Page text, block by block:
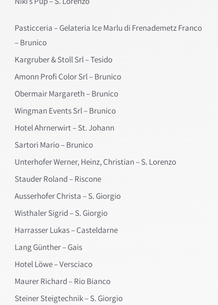
Pasticceria – Gelateria Ice Marlu di Frenademetz Franco
– Brunico
Kargruber & Stoll Srl – Tesido
Amonn Profi Color Srl – Brunico
Obermair Margareth – Brunico
Wingman Events Srl – Brunico
Hotel Ahrnerwirt – St. Johann
Sartori Mario – Brunico
Unterhofer Werner, Heinz, Christian – S. Lorenzo
Stauder Roland – Riscone
Ausserhofer Christa – S. Giorgio
Wisthaler Sigrid – S. Giorgio
Harrasser Lukas – Casteldarne
Lang Günther – Gais
Hotel Löwe – Versciaco
Maurer Richard – Rio Bianco
Steiner Steigtechnik – S. Giorgio